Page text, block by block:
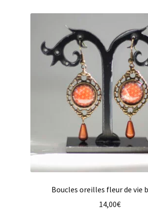
Boucles oreilles fleur de vie
14,00€